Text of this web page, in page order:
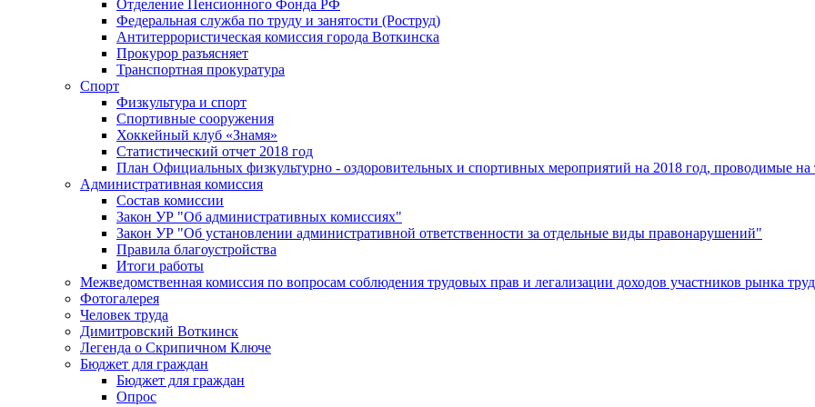
Отделение Пенсионного Фонда РФ
Федеральная служба по труду и занятости (Роструд)
Антитеррористическая комиссия города Воткинска
Прокурор разъясняет
Транспортная прокуратура
Спорт
Физкультура и спорт
Спортивные сооружения
Хоккейный клуб «Знамя»
Статистический отчет 2018 год
План Официальных физкультурно - оздоровительных и спортивных мероприятий на 2018 год, проводимые
Административная комиссия
Состав комиссии
Закон УР "Об административных комиссиях"
Закон УР "Об установлении административной ответственности за отдельные виды правонарушений"
Правила благоустройства
Итоги работы
Межведомственная комиссия по вопросам соблюдения трудовых прав и легализации доходов участников рынка
Фотогалерея
Человек труда
Димитровский Воткинск
Легенда о Скрипичном Ключе
Бюджет для граждан
Бюджет для граждан
Опрос